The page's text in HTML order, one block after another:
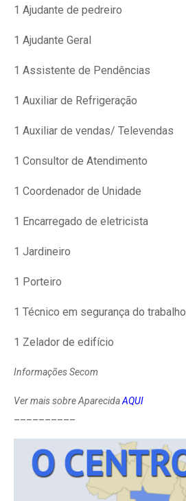
1 Ajudante de pedreiro
1 Ajudante Geral
1 Assistente de Pendências
1 Auxiliar de Refrigeração
1 Auxiliar de vendas/ Televendas
1 Consultor de Atendimento
1 Coordenador de Unidade
1 Encarregado de eletricista
1 Jardineiro
1 Porteiro
1 Técnico em segurança do trabalho
1 Zelador de edifício
Informações Secom
Ver mais sobre AparecidaAQUI